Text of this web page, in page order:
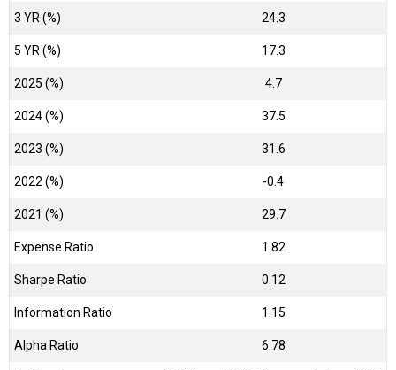
3 YR (%) 24.3
5 YR (%) 17.3
2025 (%) 4.7
2024 (%) 37.5
2023 (%) 31.6
2022 (%) -0.4
2021 (%) 29.7
Expense Ratio 1.82
Sharpe Ratio 0.12
Information Ratio 1.15
Alpha Ratio 6.78